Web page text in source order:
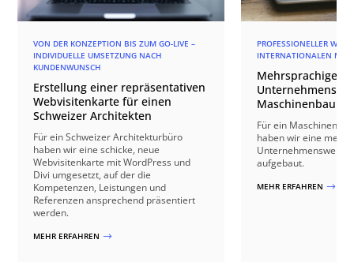
VON DER KONZEPTION BIS ZUM GO-LIVE –
INDIVIDUELLE UMSETZUNG NACH
KUNDENWUNSCH
Erstellung einer repräsentativen
Webvisitenkarte für einen
Schweizer Architekten
Für ein Schweizer Architekturbüro
haben wir eine schicke, neue
Webvisitenkarte mit WordPress und
Divi umgesetzt, auf der die
Kompetenzen, Leistungen und
Referenzen ansprechend präsentiert
werden.
MEHR ERFAHREN $
PROFESSIONELLER
INTERNATIONALEN
Mehrsprachige
Für ein
haben wir eine
aufgebaut.
MEHR ERFAHREN $